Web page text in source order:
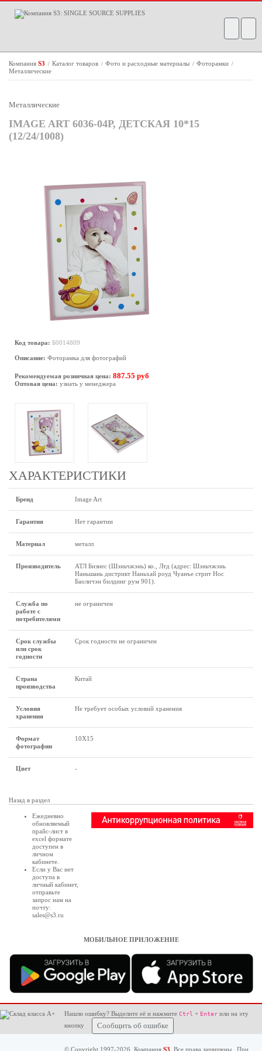
Компания S3 / Каталог товаров / Фото и расходные материалы / Фоторамки /
Металлические
Металлические
IMAGE ART 6036-04P, ДЕТСКАЯ 10*15
(12/24/1008)
Код товара: Б0014809
Описание: Фоторамка для фотографий
Рекомендуемая розничная цена: 887.55 руб
Оптовая цена: узнать у менеджера
ХАРАКТЕРИСТИКИ
Бренд Image Art
Гарантия Нет гарантии
Материал металл
Производитель
АТЛ Бизнес (Шэньчжэнь) ко., Лтд (адрес: Шэньчжэнь
Наньшань дистрикт Наньхай роуд Чуанъе стрит Нос
Баоличэн билдинг рум 901).
Служба по
работе с
потребителями
не ограничен
Срок службы
или срок
годности
Срок годности не ограничен
Страна
производства
Китай
Условия
хранения
Не требует особых условий хранения
Формат
фотографии
10X15
Цвет -
Назад в раздел
Ежедневно
обновляемый
прайс-лист в
excel формате
доступен в
личном
кабинете
Если у Вас нет
доступа в
личный кабинет,
отправьте
запрос нам на
почту:
sales@s3.ru
МОБИЛЬНОЕ ПРИЛОЖЕНИЕ
Нашли ошибку? Выделите её и нажмите Ctrl + Enter или на эту
кнопку
Сообщить об ошибке
© Copyright 1997-2026. Компания S3 . Все права защищены. При